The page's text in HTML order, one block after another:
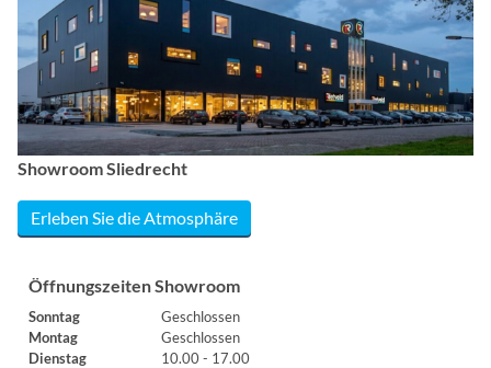
Showroom Sliedrecht
Erleben Sie die Atmosphäre
Öffnungszeiten Showroom
Sonntag
Geschlossen
Montag
Geschlossen
Dienstag
10.00 - 17.00